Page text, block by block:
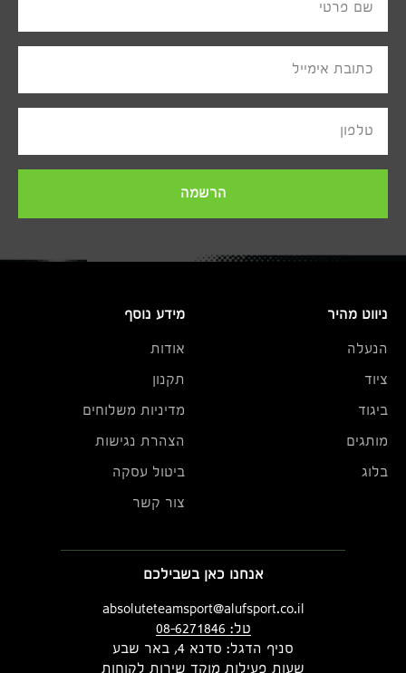
שם פרטי
כתובת אימייל
טלפון
הרשמה
ניווט מהיר
הנעלה
ציוד
ביגוד
מותגים
בלוג
מידע נוסף
אודות
תקנון
מדיניות משלוחים
הצהרת נגישות
ביטול עסקה
צור קשר
אנחנו כאן בשבילכם
absoluteteamsport@alufsport.co.il
טל: 08-6271846
סניף הדגל: סדנא 4, באר שבע
שעות פעילות מוקד שירות לקוחות